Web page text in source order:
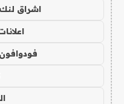
اشراق
فودوافون